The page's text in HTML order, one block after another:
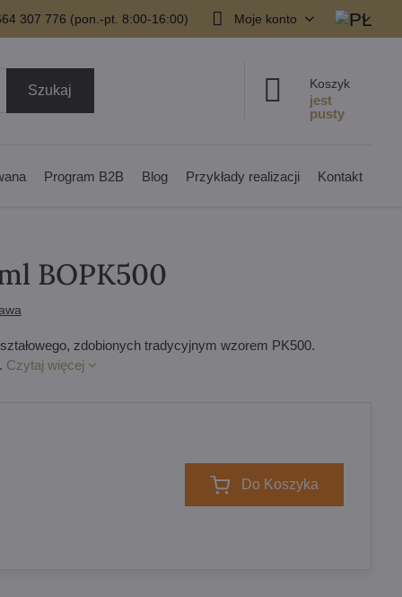
307 776 (pon.-pt. 8:00-16:00) Moje konto
Szukaj Koszyk
Program B2B Blog Przykłady realizacji Kontakt
BOPK500
zdobionych tradycyjnym wzorem PK500.
Czytaj więcej
Do Koszyka